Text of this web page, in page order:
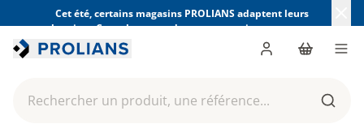
Cet été, certains magasins PROLIANS adaptent leurs
horaires. Consultez ceux de votre magasin avant votre
visite.
Rechercher un produit, une référence...
Panier